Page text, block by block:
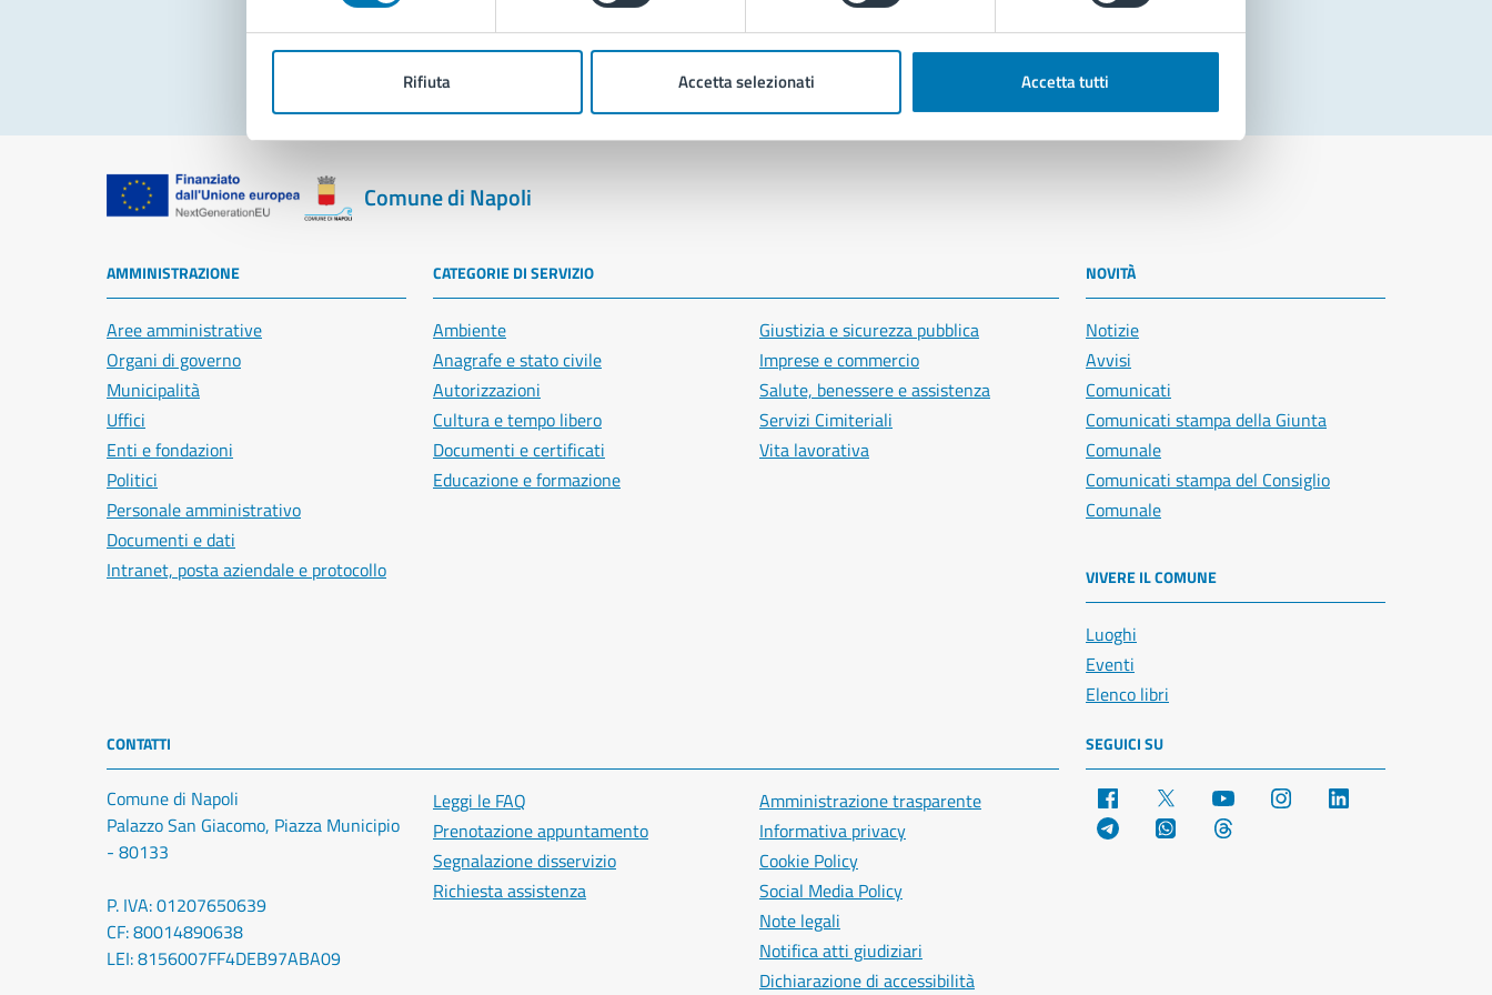
Rifiuta Accetta selezionati Accetta tutti
Segnala disservizio
Comune di Napoli
AMMINISTRAZIONE
Aree amministrative
Organi di governo
Municipalità
Uffici
Enti e fondazioni
Politici
Personale amministrativo
Documenti e dati
Intranet, posta aziendale e protocollo
CATEGORIE DI SERVIZIO
Ambiente
Anagrafe e stato civile
Autorizzazioni
Cultura e tempo libero
Documenti e certificati
Educazione e formazione
Giustizia e sicurezza pubblica
Imprese e commercio
Salute, benessere e assistenza
Servizi Cimiteriali
Vita lavorativa
NOVITÀ
Notizie
Avvisi
Comunicati
Comunicati stampa della Giunta
Comunale
Comunicati stampa del Consiglio
Comunale
VIVERE IL COMUNE
Luoghi
Eventi
Elenco libri
CONTATTI
Comune di Napoli
Palazzo San Giacomo, Piazza Municipio
- 80133
P. IVA: 01207650639
CF: 80014890638
LEI: 8156007FF4DEB97ABA09
Leggi le FAQ
Prenotazione appuntamento
Segnalazione disservizio
Richiesta assistenza
Amministrazione trasparente
Informativa privacy
Cookie Policy
Social Media Policy
Note legali
Notifica atti giudiziari
Dichiarazione di accessibilità
SEGUICI SU
Facebook YouTube Instagram
Telegram WhatsApp